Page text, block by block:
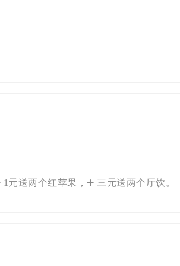
送两个红苹果，➕ 三元送两个厅饮。